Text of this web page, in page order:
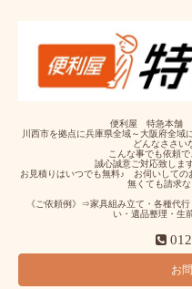
便利屋 特急本舗
川西市を拠点に兵庫県全域～大阪府全域
どんなささい
こんな事でも依頼
誠心誠意ご対応致しま
お見積りはいつでも無料♪ お伺いして
無くても請求
《ご依頼例》⇒家具組み立て・各種代
い・遺品整理・生
お